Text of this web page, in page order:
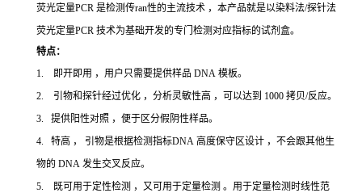
荧光定量PCR 是检测传ran性的主流技术 ，本产品就是以染料法/探针法
荧光定量PCR 技术为基础开发的专门检测对应指标的试剂盒。
特点：
1. 即开即用 ，用户只需要提供样品 DNA 模板。
2. 引物和探针经过优化 ，分析灵敏性高 ，可以达到 1000 拷贝/反应。
3. 提供阳性对照 ，便于区分假阴性样品。
4. 特高 ， 引物是根据检测指标DNA 高度保守区设计 ，不会跟其他生
物的 DNA 发生交叉反应。
5. 既可用于定性检测 ，又可用于定量检测 。用于定量检测时线性范